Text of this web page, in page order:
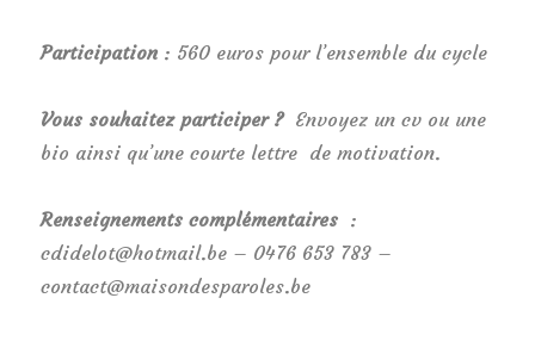
Participation : 560 euros pour l’ensemble du cycle
Vous souhaitez participer ? Envoyez un cv ou une
bio ainsi qu’une courte lettre de motivation.
Renseignements complémentaires :
cdidelot@hotmail.be – 0476 653 783 –
contact@maisondesparoles.be